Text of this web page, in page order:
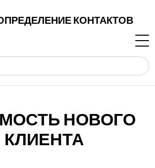
ОПРЕДЕЛЕНИЕ КОНТАКТОВ
НОВОГО
КЛИЕНТА